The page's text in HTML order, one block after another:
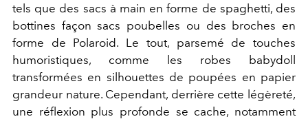
tels que des sacs à main en forme de spaghetti, des
bottines façon sacs poubelles ou des broches en
forme de Polaroid. Le tout, parsemé de touches
humoristiques, comme les robes babydoll
transformées en silhouettes de poupées en papier
grandeur nature. Cependant, derrière cette légèreté,
une réflexion plus profonde se cache, notamment